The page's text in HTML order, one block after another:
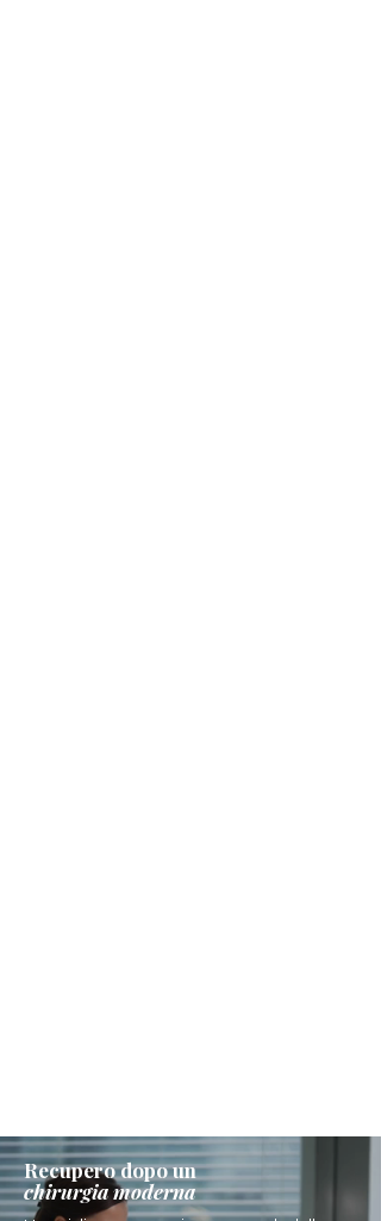
Recupero dopo un
chirurgia moderna